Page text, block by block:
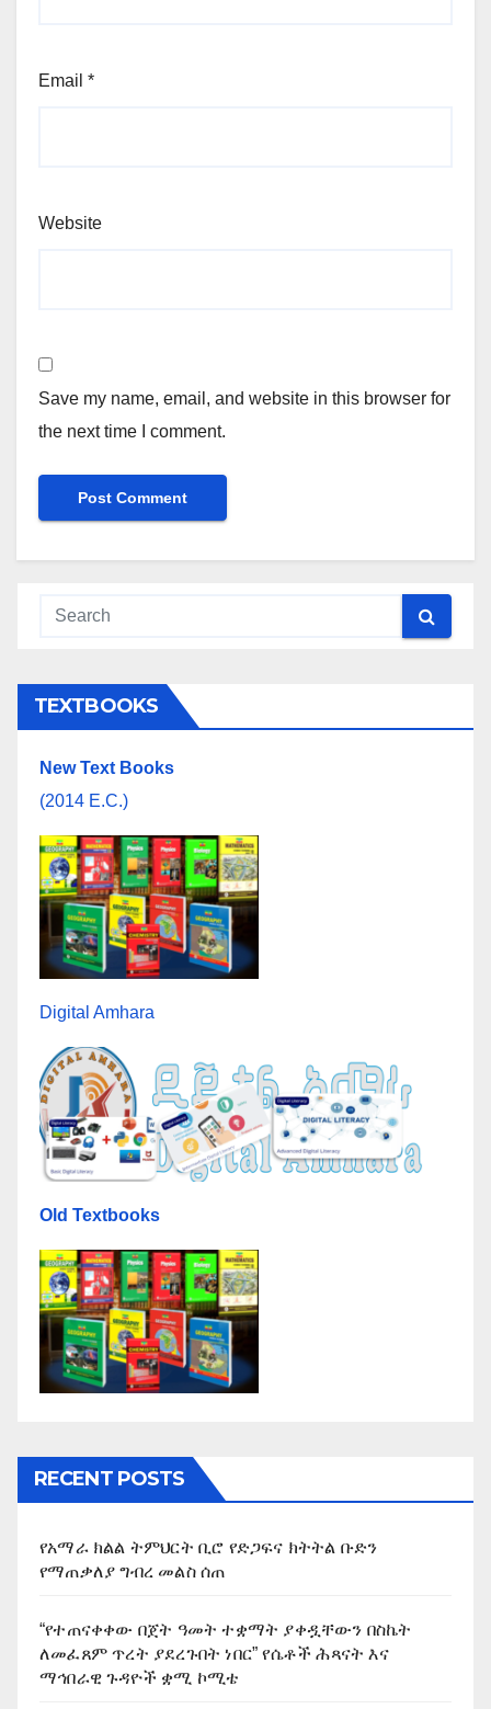
Email *
Website
Save my name, email, and website in this browser for
the next time I comment.
TEXTBOOKS
New Text Books
(2014 E.C.)
Digital Amhara
Old Textbooks
RECENT POSTS
የአማራ ክልል ትምህርት ቢሮ የድጋፍና ክትትል ቡድን
የማጠቃለያ ግብረ መልስ ሰጠ
“የተጠናቀቀው በጀት ዓመት ተቋማት ያቀዷቸውን በስኬት
ለመፈጸም ጥረት ያደረጉበት ነበር” የሴቶች ሕጻናት እና
ማኅበራዊ ጉዳዮች ቋሚ ኮሚቴ